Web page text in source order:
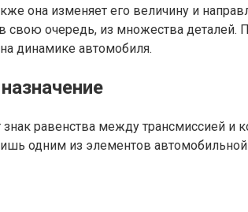
она изменяет его величину и
свою очередь, из множества
динамике автомобиля.
равенства между трансмиссией и
одним из элементов